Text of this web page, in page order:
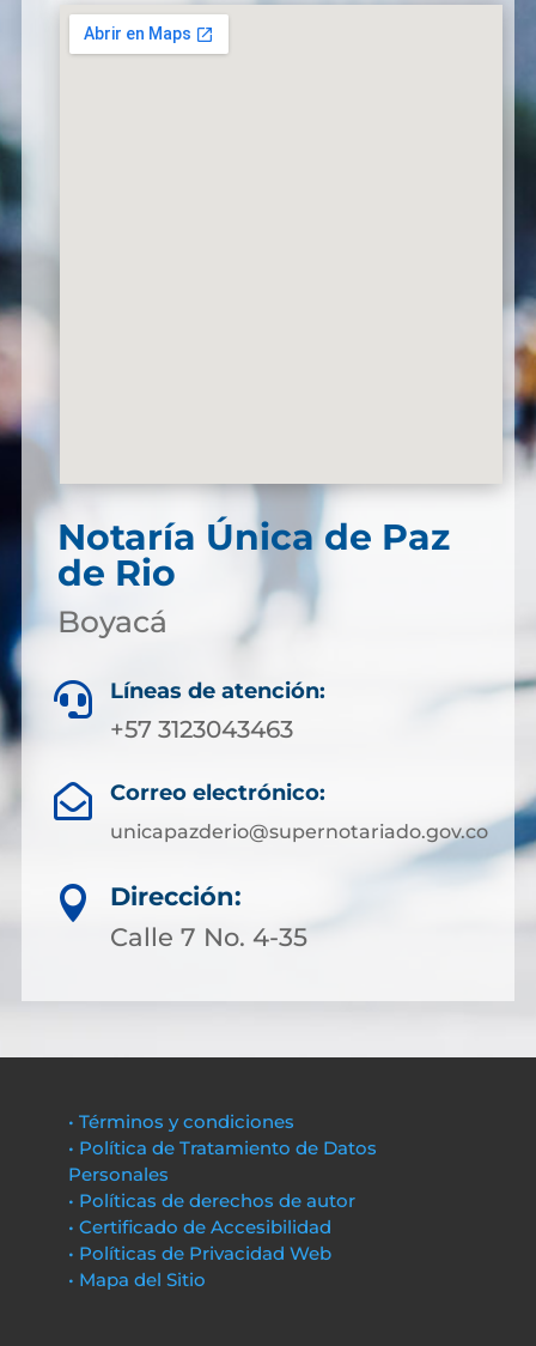
Notaría Única de Paz
de Rio
Boyacá
 Líneas de atención:
+57 3123043463
 Correo electrónico:
unicapazderio@supernotariado.gov.co

Dirección:
Calle 7 No. 4-35
• Términos y condiciones
• Política de Tratamiento de Datos
Personales
• Políticas de derechos de autor
• Certificado de Accesibilidad
• Políticas de Privacidad Web
• Mapa del Sitio